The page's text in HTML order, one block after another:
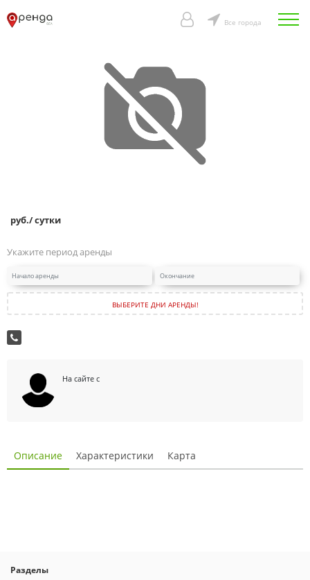
Все города
руб./ сутки
Укажите период аренды
ВЫБЕРИТЕ ДНИ АРЕНДЫ!
На сайте с
Описание Характеристики Карта
Разделы